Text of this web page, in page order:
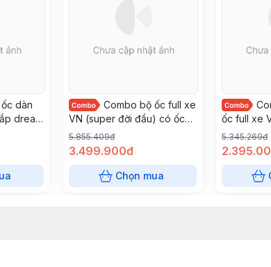
dàn
dream
Honda
Combo bộ ốc full xe
VN (super đời đầu) có ốc
số 10 lắp dream thái
5.855.409đ
3.499.900đ
Chọn mua
ốc full xe
đầu) có ốc
5.345.269đ